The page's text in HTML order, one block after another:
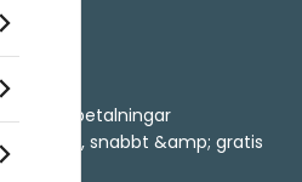
återbetalningar
- enkelt, snabbt &amp; gratis